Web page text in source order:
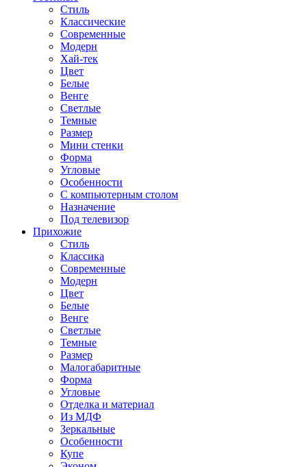
Стиль
Классические
Современные
Модерн
Хай-тек
Цвет
Белые
Венге
Светлые
Темные
Размер
Мини стенки
Форма
Угловые
Особенности
С компьютерным столом
Назначение
Под телевизор
Прихожие
Стиль
Классика
Современные
Модерн
Цвет
Белые
Венге
Светлые
Темные
Размер
Малогабаритные
Форма
Угловые
Отделка и материал
Из МДФ
Зеркальные
Особенности
Купе